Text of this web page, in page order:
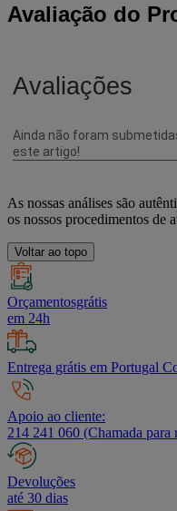
Avaliação do
As nossas análises são
os nossos procedimentos de
Voltar ao topo
Orçamentosgrátis
em 24h
Entrega grátis em Portugal
Apoio ao cliente:
214 241 060 (Chamada
Devoluções
até 30 dias